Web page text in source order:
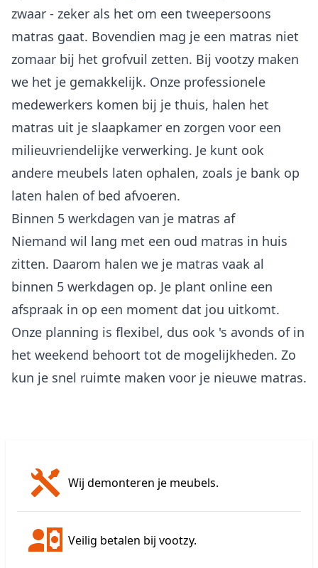
zwaar - zeker als het om een tweepersoons
matras gaat. Bovendien mag je een matras niet
zomaar bij het grofvuil zetten. Bij vootzy maken
we het je gemakkelijk. Onze professionele
medewerkers komen bij je thuis, halen het
matras uit je slaapkamer en zorgen voor een
milieuvriendelijke verwerking. Je kunt ook
andere meubels laten ophalen, zoals je bank op
laten halen of bed afvoeren.
Binnen 5 werkdagen van je matras af
Niemand wil lang met een oud matras in huis
zitten. Daarom halen we je matras vaak al
binnen 5 werkdagen op. Je plant online een
afspraak in op een moment dat jou uitkomt.
Onze planning is flexibel, dus ook 's avonds of in
het weekend behoort tot de mogelijkheden. Zo
kun je snel ruimte maken voor je nieuwe matras.
Wij demonteren je meubels.
Veilig betalen bij vootzy.